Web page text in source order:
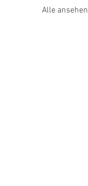
Alle ansehen